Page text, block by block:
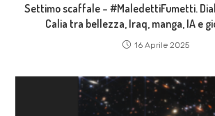
Settimo scaffale – #MaledettiFumetti.
Calia tra bellezza, Iraq, manga, IA e
16 Aprile 2025